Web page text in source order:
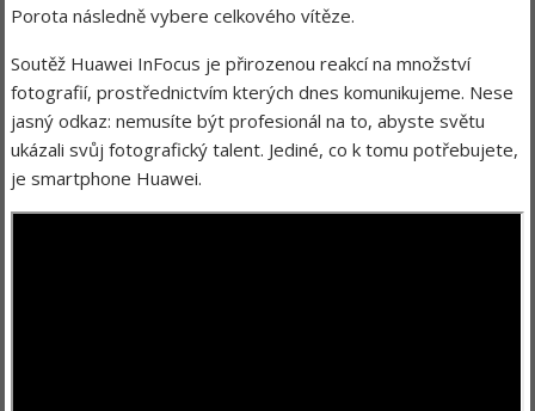
Porota následně vybere celkového vítěze.
Soutěž Huawei InFocus je přirozenou reakcí na množství
fotografií, prostřednictvím kterých dnes komunikujeme. Nese
jasný odkaz: nemusíte být profesionál na to, abyste světu
ukázali svůj fotografický talent. Jediné, co k tomu potřebujete,
je smartphone Huawei.